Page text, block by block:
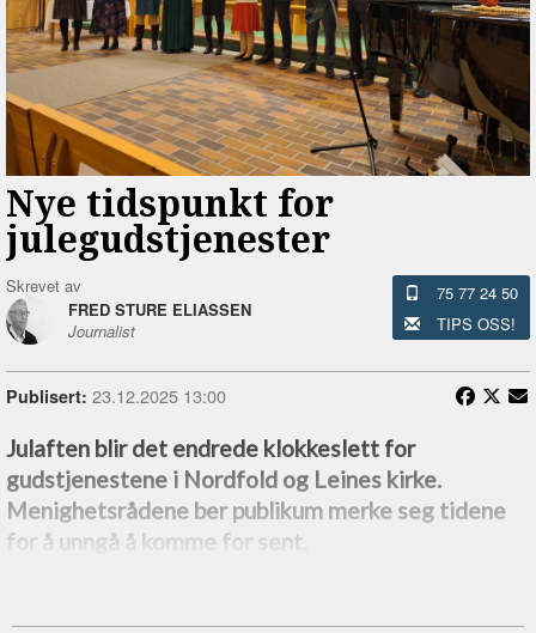
Nye tidspunkt for
julegudstjenester
Skrevet av
FRED STURE ELIASSEN
Journalist
75 77 24 50
TIPS OSS!
Publisert: 23.12.2025 13:00
Julaften blir det endrede klokkeslett for
gudstjenestene i Nordfold og Leines kirke.
Menighetsrådene ber publikum merke seg tidene
for å unngå å komme for sent.